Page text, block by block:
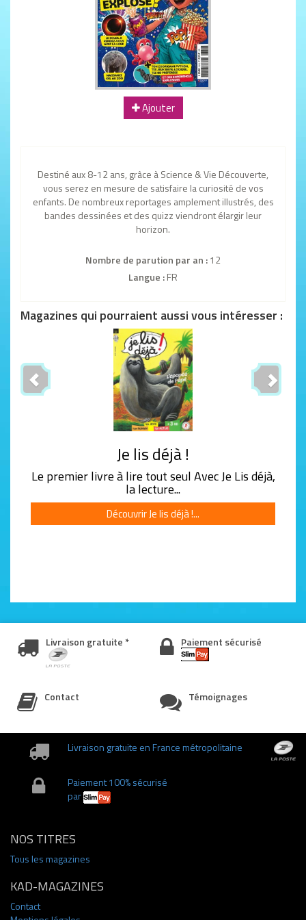
Ajouter
Destiné aux 8-12 ans, grâce à Science & Vie Découverte,
vous serez en mesure de satisfaire la curiosité de vos
enfants. De nombreux reportages amplement illustrés, des
bandes dessinées et des quizz viendront élargir leur
horizon.
Nombre de parution par an :12
Langue :FR
Magazines qui pourraient aussi vous intéresser :
Je lis déjà !
Le premier livre à lire tout seul Avec Je Lis déjà,
la lecture...
Découvrir Je lis déjà !...
Livraison gratuite * Paiement sécurisé
Contact Témoignages
Livraison gratuite en France métropolitaine
Paiement 100% sécurisé
par
NOS TITRES
Tous les magazines
KAD-MAGAZINES
Contact